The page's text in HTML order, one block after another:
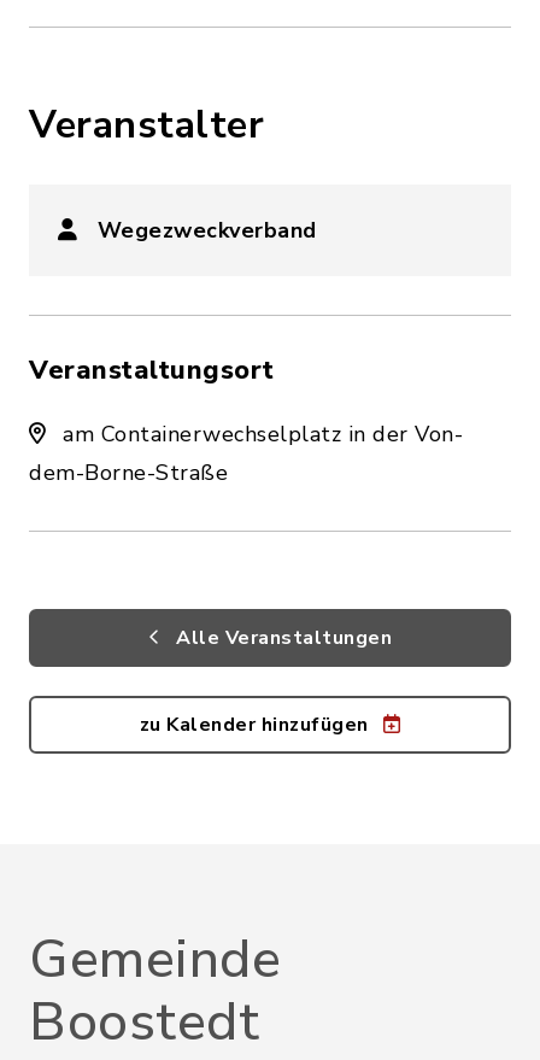
Veranstalter
Wegezweckverband
Veranstaltungsort
am Containerwechselplatz in der Von-
dem-Borne-Straße
Alle Veranstaltungen
zu Kalender hinzufügen
Gemeinde
Boostedt